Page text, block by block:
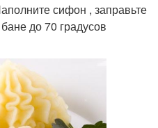
сифон , заправьте
до 70 градусов